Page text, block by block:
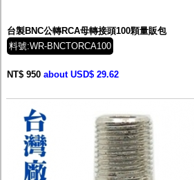
台製BNC公轉RCA母轉接頭100顆量販包
料號:WR-BNCTORCA100
NT$ 950 about USD$ 29.62